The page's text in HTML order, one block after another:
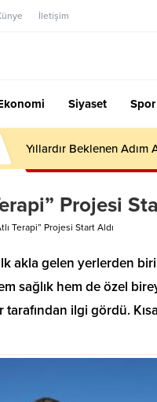
İletişim
Siyaset Spor
Yıllardır Beklenen Adım
Projesi
Terapi” Projesi Start Aldı
akla gelen yerlerden
sağlık hem de özel
ilgi gördü.